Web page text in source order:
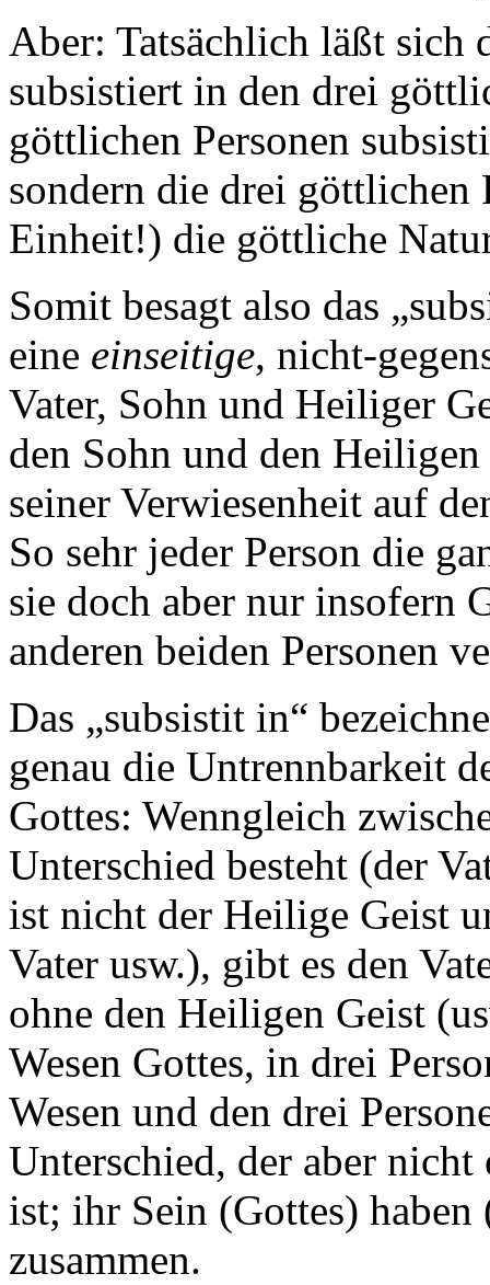
Aber: Tatsächlich läßt sich
subsistiert in den drei
göttlichen Personen
sondern die drei göttlichen
Einheit!) die göttliche
Somit besagt also das
eine einseitige, nicht-
Vater, Sohn und Heiliger
den Sohn und den
seiner Verwiesenheit auf
So sehr jeder Person die
sie doch aber nur insofern
anderen beiden Personen
Das „subsistit in“
genau die Untrennbarkeit
Gottes: Wenngleich
Unterschied besteht (der
ist nicht der Heilige Geist
Vater usw.), gibt es den
ohne den Heiligen Geist
Wesen Gottes, in drei
Wesen und den drei
Unterschied, der aber
ist; ihr Sein (Gottes)
zusammen.